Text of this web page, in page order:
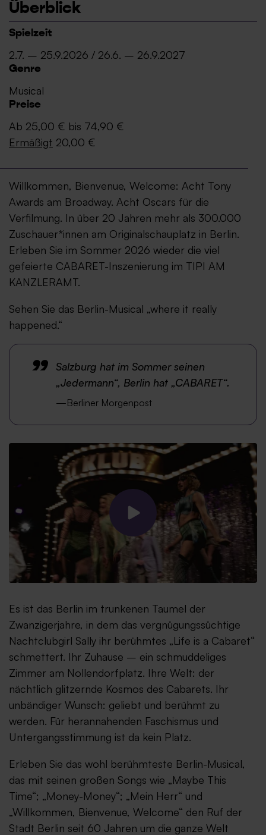
Überblick
Spielzeit
2.7. – 25.9.2026 / 26.6. – 26.9.2027
Genre
Musical
Preise
Ab 25,00 € bis 74,90 €
Ermäßigt 20,00 €
Willkommen, Bienvenue, Welcome: Acht Tony
Awards am Broadway. Acht Oscars für die
Verfilmung. In über 20 Jahren mehr als 300.000
Zuschauer*innen am Originalschauplatz in Berlin.
Erleben Sie im Sommer 2026 wieder die viel
gefeierte CABARET-Inszenierung im TIPI AM
KANZLERAMT.
Sehen Sie das Berlin-Musical „where it really
happened.“
Salzburg hat im Sommer seinen
„Jedermann“, Berlin hat „CABARET“.
Berliner Morgenpost
Es ist das Berlin im trunkenen Taumel der
Zwanzigerjahre, in dem das vergnügungssüchtige
Nachtclubgirl Sally ihr berühmtes „Life is a Cabaret“
schmettert. Ihr Zuhause – ein schmuddeliges
Zimmer am Nollendorfplatz. Ihre Welt: der
nächtlich glitzernde Kosmos des Cabarets. Ihr
unbändiger Wunsch: geliebt und berühmt zu
werden. Für herannahenden Faschismus und
Untergangsstimmung ist da kein Platz.
Erleben Sie das wohl berühmteste Berlin-Musical,
das mit seinen großen Songs wie „Maybe This
Time“; „Money-Money“; „Mein Herr“ und
„Willkommen, Bienvenue, Welcome“ den Ruf der
Stadt Berlin seit 60 Jahren um die ganze Welt